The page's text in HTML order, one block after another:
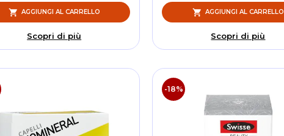
AGGIUNGI AL CARRELLO
Scopri di più
AGGIUNGI AL CARRELLO
Scopri di più
-18%